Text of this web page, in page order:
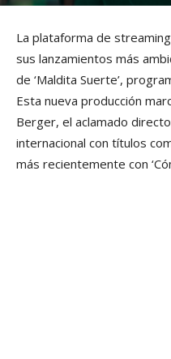
La plataforma de
sus lanzamientos más
de ‘Maldita Suerte’,
Esta nueva producción
Berger, el aclamado
internacional con títulos
más recientemente con